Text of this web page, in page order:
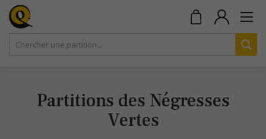
Partitions des Négresses
Vertes